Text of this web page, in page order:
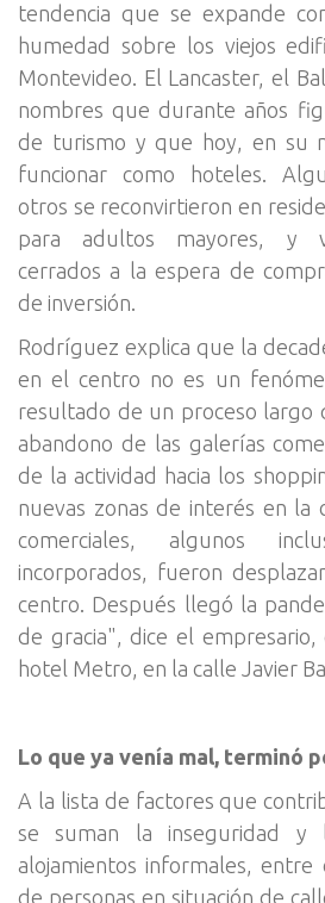
tendencia que se expande
humedad sobre los viejos
Montevideo. El Lancaster, el
nombres que durante años
de turismo y que hoy, en su
funcionar como hoteles.
otros se reconvirtieron en
para adultos mayores, y
cerrados a la espera de
de inversión.
Rodríguez explica que la
en el centro no es un
resultado de un proceso largo
abandono de las galerías
de la actividad hacia los
nuevas zonas de interés en la
comerciales, algunos
incorporados, fueron
centro. Después llegó la
de gracia", dice el
hotel Metro, en la calle Javier
Lo que ya venía mal, terminó
A la lista de factores que
se suman la inseguridad y
alojamientos informales, entre
de personas en situación de